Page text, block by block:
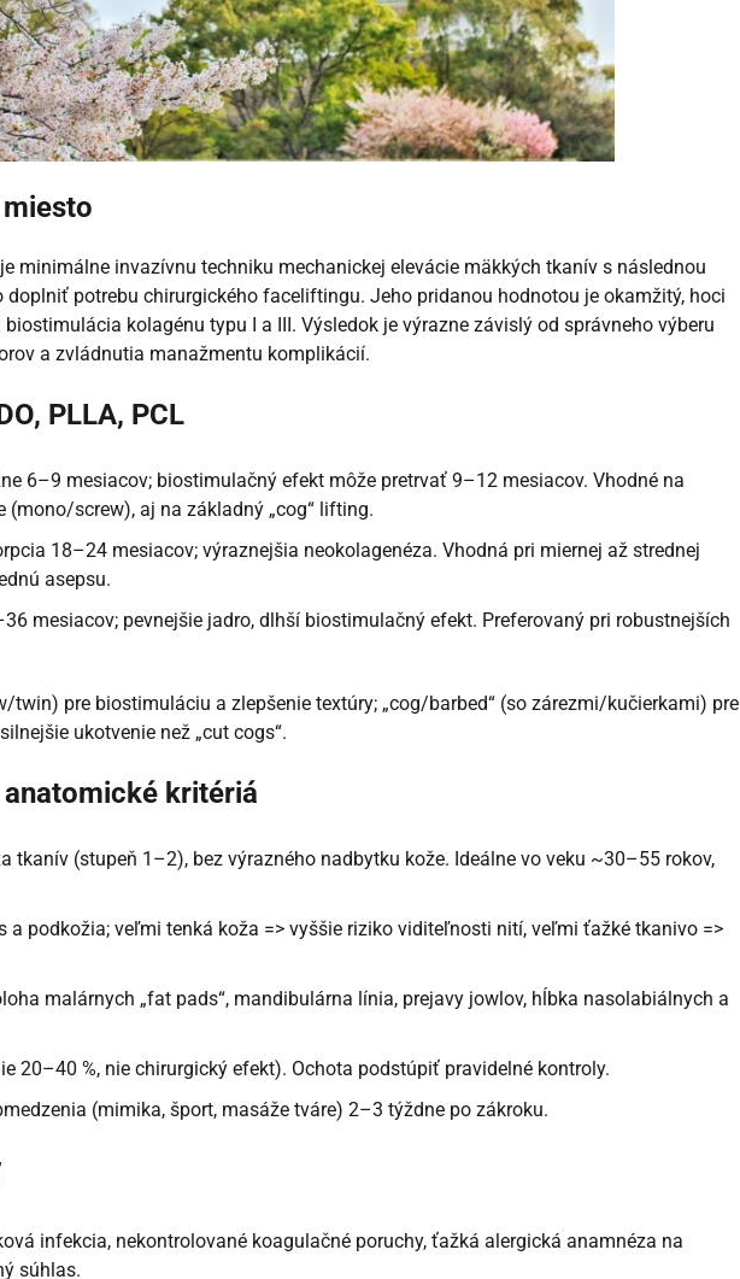
minimálne invazívnu techniku mechanickej elevácie mäkkých tkanív s následnou
potrebu chirurgického faceliftingu. Jeho pridanou hodnotou je okamžitý, hoci
kolagénu typu I a III. Výsledok je výrazne závislý od správneho výberu
a zvládnutia manažmentu komplikácií.
PLLA, PCL
6–9 mesiacov; biostimulačný efekt môže pretrvať 9–12 mesiacov. Vhodné na
screw), aj na základný „cog“ lifting.
18–24 mesiacov; výraznejšia neokolagenéza. Vhodná pri miernej až strednej
asepsu.
mesiacov; pevnejšie jadro, dlhší biostimulačný efekt. Preferovaný pri robustnejších
twin) pre biostimuláciu a zlepšenie textúry; „cog/barbed“ (so zárezmi/kučierkami) pre
ukotvenie než „cut cogs“.
kritériá
tkanív (stupeň 1–2), bez výrazného nadbytku kože. Ideálne vo veku ~30–55 rokov,
a podkožia; veľmi tenká koža => vyššie riziko viditeľnosti nití, veľmi ťažké tkanivo =>
malárnych „fat pads“, mandibulárna línia, prejavy jowlov, hĺbka nasolabiálnych a
20–40 %, nie chirurgický efekt). Ochota podstúpiť pravidelné kontroly.
(mimika, šport, masáže tváre) 2–3 týždne po zákroku.
infekcia, nekontrolované koagulačné poruchy, ťažká alergická anamnéza na
súhlas.